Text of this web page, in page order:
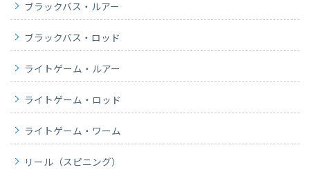
ブラックバス・ルアー
ブラックバス・ロッド
ライトゲーム・ルアー
ライトゲーム・ロッド
ライトゲーム・ワーム
リール（スピニング）